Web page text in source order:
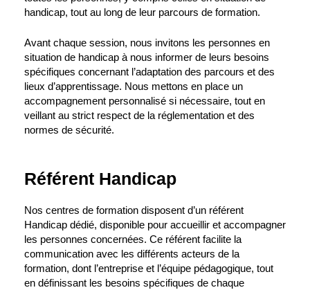
handicap, tout au long de leur parcours de formation.
Avant chaque session, nous invitons les personnes en
situation de handicap à nous informer de leurs besoins
spécifiques concernant l’adaptation des parcours et des
lieux d’apprentissage. Nous mettons en place un
accompagnement personnalisé si nécessaire, tout en
veillant au strict respect de la réglementation et des
normes de sécurité.
Référent Handicap
Nos centres de formation disposent d’un référent
Handicap dédié, disponible pour accueillir et accompagner
les personnes concernées. Ce référent facilite la
communication avec les différents acteurs de la
formation, dont l’entreprise et l’équipe pédagogique, tout
en définissant les besoins spécifiques de chaque